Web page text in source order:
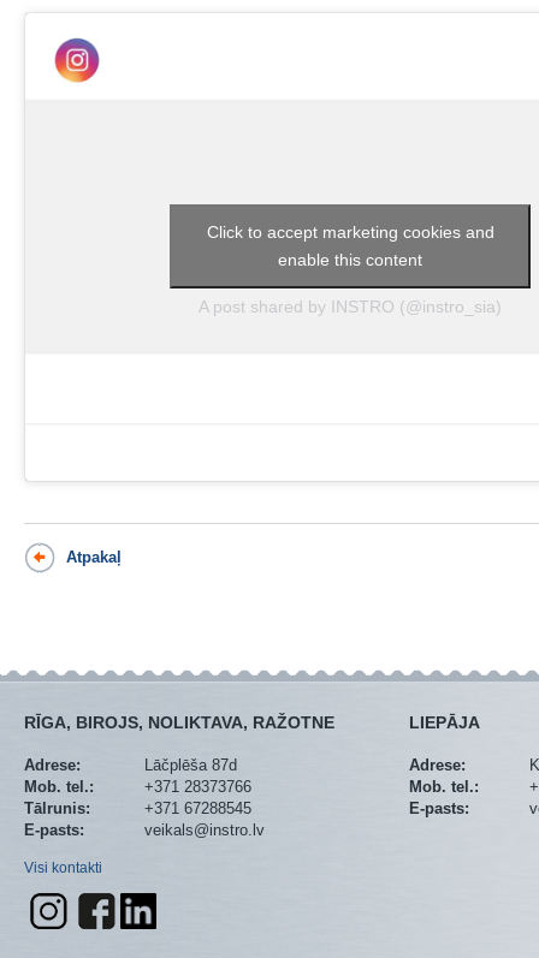
A post shared by INSTRO (@instro_sia)
Click to accept marketing cookies and
enable this content
Atpakaļ
RĪGA, BIROJS, NOLIKTAVA, RAŽOTNE
Adrese:
Lāčplēša 87d
Mob. tel.:
+371 28373766
Tālrunis:
+371 67288545
E-pasts:
veikals@instro.lv
Visi kontakti
LIEPĀJA
Adrese:
Mob. tel.:
E-pasts: